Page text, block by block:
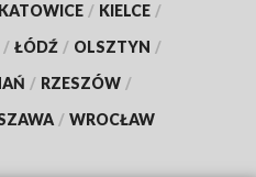
KATOWICE / KIELCE /
/ ŁÓDŹ / OLSZTYN /
/ RZESZÓW /
/ WROCŁAW